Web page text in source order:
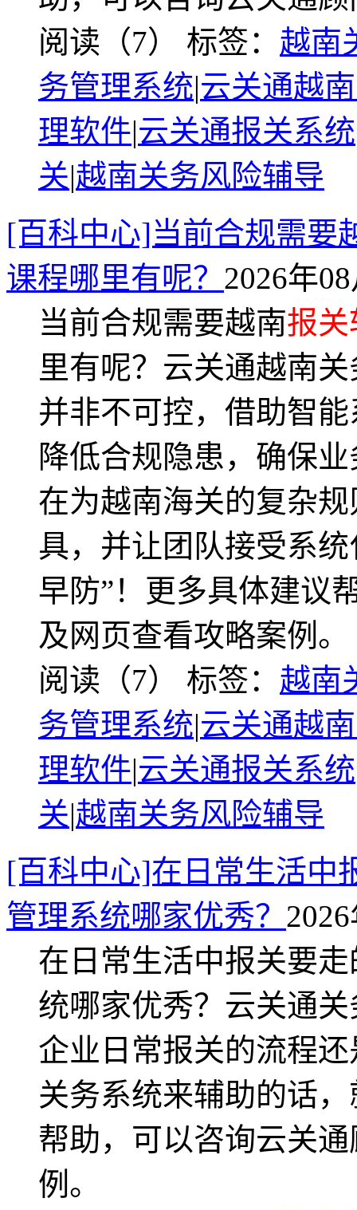
阅读（7） 标签： 越南
务管理系统|云关通越
理软件|云关通报关系统
关|越南关务风险辅导
[百科中心]当前合规需要
课程哪里有呢？ 2026年
当前合规需要越南报
里有呢？云关通越南
并非不可控，借助智
降低合规隐患，确保
在为越南海关的复杂
具，并让团队接受系
早防”！更多具体建议
及网页查看攻略案例。
阅读（7） 标签： 越南
务管理系统|云关通越
理软件|云关通报关系统
关|越南关务风险辅导
[百科中心]在日常生活中
管理系统哪家优秀？
在日常生活中报关要
统哪家优秀？云关通
企业日常报关的流程
关务系统来辅助的话
帮助，可以咨询云关
例。